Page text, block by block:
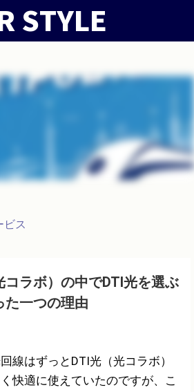
ビス
ラボ）の中でDTI光を選ぶ
た一つの理由
線はずっとDTI光（光コラボ）
快適に使えていたのですが、こ